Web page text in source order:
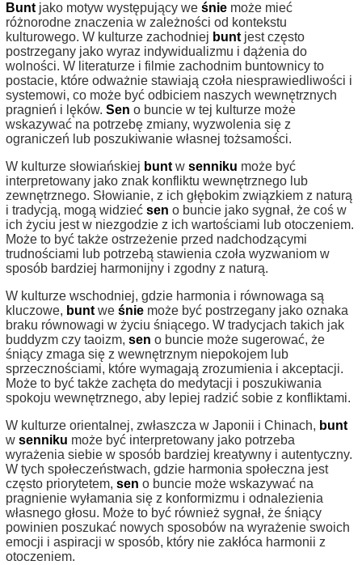
Bunt jako motyw występujący we śnie może mieć
różnorodne znaczenia w zależności od kontekstu
kulturowego. W kulturze zachodniej bunt jest często
postrzegany jako wyraz indywidualizmu i dążenia do
wolności. W literaturze i filmie zachodnim buntownicy to
postacie, które odważnie stawiają czoła niesprawiedliwości i
systemowi, co może być odbiciem naszych wewnętrznych
pragnień i lęków. Sen o buncie w tej kulturze może
wskazywać na potrzebę zmiany, wyzwolenia się z
ograniczeń lub poszukiwanie własnej tożsamości.
W kulturze słowiańskiej bunt w senniku może być
interpretowany jako znak konfliktu wewnętrznego lub
zewnętrznego. Słowianie, z ich głębokim związkiem z naturą
i tradycją, mogą widzieć sen o buncie jako sygnał, że coś w
ich życiu jest w niezgodzie z ich wartościami lub otoczeniem.
Może to być także ostrzeżenie przed nadchodzącymi
trudnościami lub potrzebą stawienia czoła wyzwaniom w
sposób bardziej harmonijny i zgodny z naturą.
W kulturze wschodniej, gdzie harmonia i równowaga są
kluczowe, bunt we śnie może być postrzegany jako oznaka
braku równowagi w życiu śniącego. W tradycjach takich jak
buddyzm czy taoizm, sen o buncie może sugerować, że
śniący zmaga się z wewnętrznym niepokojem lub
sprzecznościami, które wymagają zrozumienia i akceptacji.
Może to być także zachęta do medytacji i poszukiwania
spokoju wewnętrznego, aby lepiej radzić sobie z konfliktami.
W kulturze orientalnej, zwłaszcza w Japonii i Chinach, bunt
w senniku może być interpretowany jako potrzeba
wyrażenia siebie w sposób bardziej kreatywny i autentyczny.
W tych społeczeństwach, gdzie harmonia społeczna jest
często priorytetem, sen o buncie może wskazywać na
pragnienie wyłamania się z konformizmu i odnalezienia
własnego głosu. Może to być również sygnał, że śniący
powinien poszukać nowych sposobów na wyrażenie swoich
emocji i aspiracji w sposób, który nie zakłóca harmonii z
otoczeniem.